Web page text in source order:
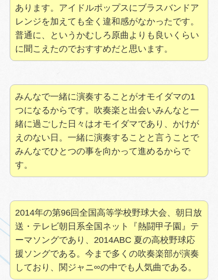
あります。アイドルポップスにブラスバンドア
レンジを加えても全く違和感がなかったです。
普通に、というかむしろ原曲よりも良いくらい
に聞こえたのでおすすめだと思います。
みんなで一緒に演奏することがオモイダマの1
つになるからです。吹奏楽と出会いみんなと一
緒に過ごした日々はオモイダマであり、かけが
えのない日。一緒に演奏することと言うことで
みんなでひとつの事を向かって進めるからで
す。
2014年の第96回全国高等学校野球大会、朝日放
送・テレビ朝日系全国ネット『熱闘甲子園』テ
ーマソングであり、2014ABC 夏の高校野球応
援ソングである。今まで多くの吹奏楽部が演奏
しており、関ジャニ∞の中でも人気曲である。